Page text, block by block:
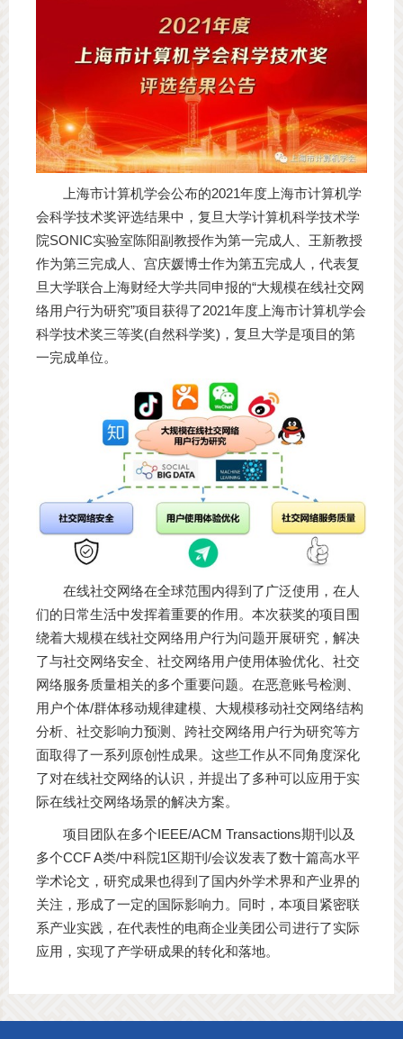
上海市计算机学会公布的2021年度上海市计算机学
会科学技术奖评选结果中，复旦大学计算机科学技术学
院SONIC实验室陈阳副教授作为第一完成人、王新教授
作为第三完成人、宫庆媛博士作为第五完成人，代表复
旦大学联合上海财经大学共同申报的“大规模在线社交网
络用户行为研究”项目获得了2021年度上海市计算机学会
科学技术奖三等奖(自然科学奖)，复旦大学是项目的第
一完成单位。
在线社交网络在全球范围内得到了广泛使用，在人
们的日常生活中发挥着重要的作用。本次获奖的项目围
绕着大规模在线社交网络用户行为问题开展研究，解决
了与社交网络安全、社交网络用户使用体验优化、社交
网络服务质量相关的多个重要问题。在恶意账号检测、
用户个体/群体移动规律建模、大规模移动社交网络结构
分析、社交影响力预测、跨社交网络用户行为研究等方
面取得了一系列原创性成果。这些工作从不同角度深化
了对在线社交网络的认识，并提出了多种可以应用于实
际在线社交网络场景的解决方案。
项目团队在多个IEEE/ACM Transactions期刊以及
多个CCF A类/中科院1区期刊/会议发表了数十篇高水平
学术论文，研究成果也得到了国内外学术界和产业界的
关注，形成了一定的国际影响力。同时，本项目紧密联
系产业实践，在代表性的电商企业美团公司进行了实际
应用，实现了产学研成果的转化和落地。